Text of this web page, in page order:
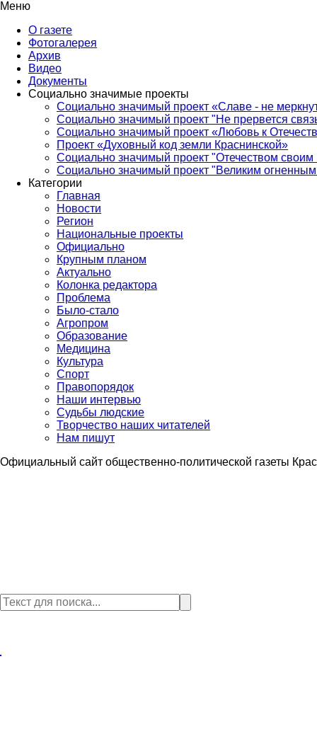
Меню
О газете
Фотогалерея
Архив
Видео
Документы
Социально значимые проекты
Социально значимый проект «Славе - не
Социально значимый проект "Не прервется
Социально значимый проект «Любовь к
Проект «Духовный код земли Краснинской»
Социально значимый проект "Отечеством своим
Социально значимый проект "Великим
Категории
Главная
Новости
Регион
Национальные проекты
Официально
Крупным планом
Актуально
Колонка редактора
Проблема
Было-стало
Агропром
Образование
Медицина
Культура
Спорт
Правопорядок
Наши интервью
Судьбы людские
Творчество наших читателей
Нам пишут
Официальный сайт общественно-политической газеты